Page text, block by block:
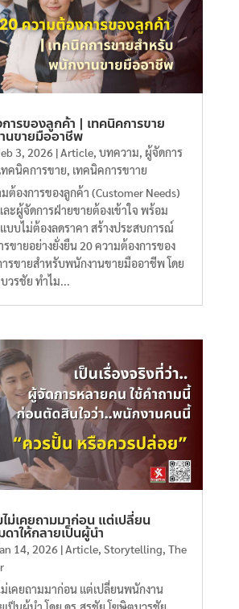
ารของลูกค้า | เทคนิคการขาย
นขายมืออาชีพ
3, 2026 |Article, บทความ, ผู้จัดการ
ทคนิคการขาย, เทคนิคการขาาย
ต้องการของลูกค้า (Customer Needs)
ะผู้จัดการฝ่ายขายต้องเข้าใจ พร้อม
บบไม่ต้องลดราคา สร้างประสบการณ์
ขายอย่างยั่งยืน 20 ความต้องการของ
รขายสำหรับพนักงานขายมืออาชีพ โดย
วรชัย ทำไม...
ม่เคยถามมาก่อน แต่เปลี่ยน
าให้กลายเป็นผู้นำ
14, 2026 |Article, Storytelling, The
เคยถามมาก่อน แต่เปลี่ยนพนักงาน